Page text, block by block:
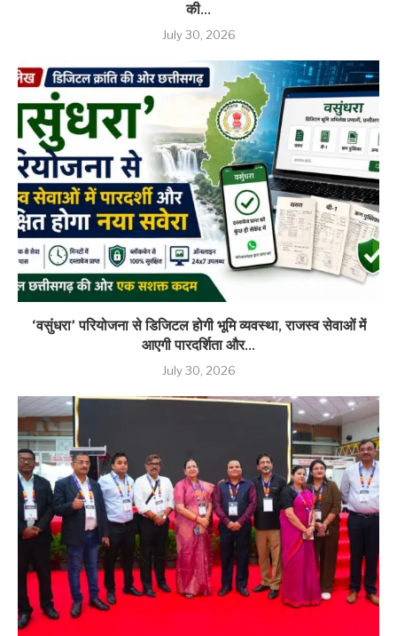
की...
July 30, 2026
‘वसुंधरा’ परियोजना से डिजिटल होगी भूमि व्यवस्था, राजस्व सेवाओं में
आएगी पारदर्शिता और...
July 30, 2026